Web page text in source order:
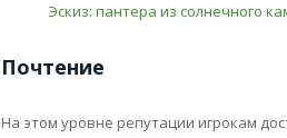
Эскиз: пантера из солнечного
Почтение
На этом уровне репутации игрокам